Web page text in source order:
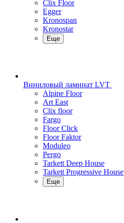
Clix Floor
Egger
Kronospan
Kronostar
Еще
Виниловый ламинат LVT
Alpine Floor
Art East
Clix floor
Fargo
Floor Click
Floor Faktor
Moduleo
Pergo
Tarkett Deep House
Tarkett Progressive House
Еще